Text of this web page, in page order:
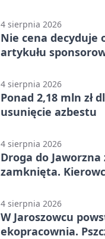
4 sierpnia 2026
Nie cena decyduje
artykułu
4 sierpnia 2026
Ponad 2,18 mln zł
usunięcie azbestu
4 sierpnia 2026
Droga do
zamknięta.
4 sierpnia 2026
W Jaroszowcu
ekopracownia.